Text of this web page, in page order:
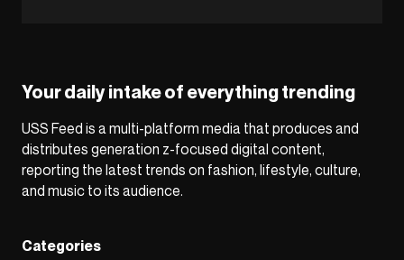
Your daily intake of everything trending
USS Feed is a multi-platform media that produces and
distributes generation z-focused digital content,
reporting the latest trends on fashion, lifestyle, culture,
and music to its audience.
Categories